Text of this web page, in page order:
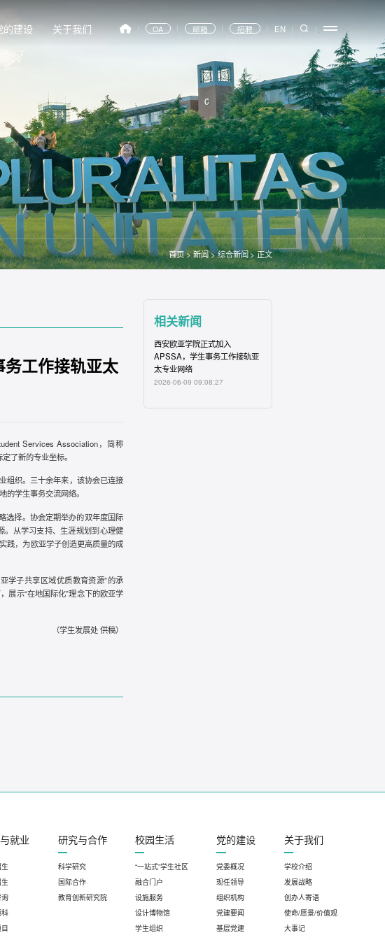
OA 邮箱 招聘 EN
的建设 关于我们
首页>新闻>综合新闻>正文
工作接轨亚太
Services Association，简称
了新的专业坐标。
组织。三十余年来，该协会已连接
学生事务交流网络。
选择。协会定期举办的双年度国际
。从学习支持、生涯规划到心理健
践，为欧亚学子创造更高质量的成
学子共享区域优质教育资源”的承
展示“在地国际化”理念下的欧亚学
（学生发展处 供稿）
相关新闻
西安欧亚学院正式加入
APSSA， 学生事务工作接轨亚
太专业网络
2026-06-09 09:08:27
就业
询
科
研究与合作
科学研究
国际合作
教育创新研究院
校园生活
“一站式”学生社区
融合门户
设施服务
设计博物馆
学生组织
党的建设
党委概况
现任领导
组织机构
党建要闻
基层党建
关于我们
学校介绍
发展战略
创办人寄语
使命/愿景/价值观
大事记